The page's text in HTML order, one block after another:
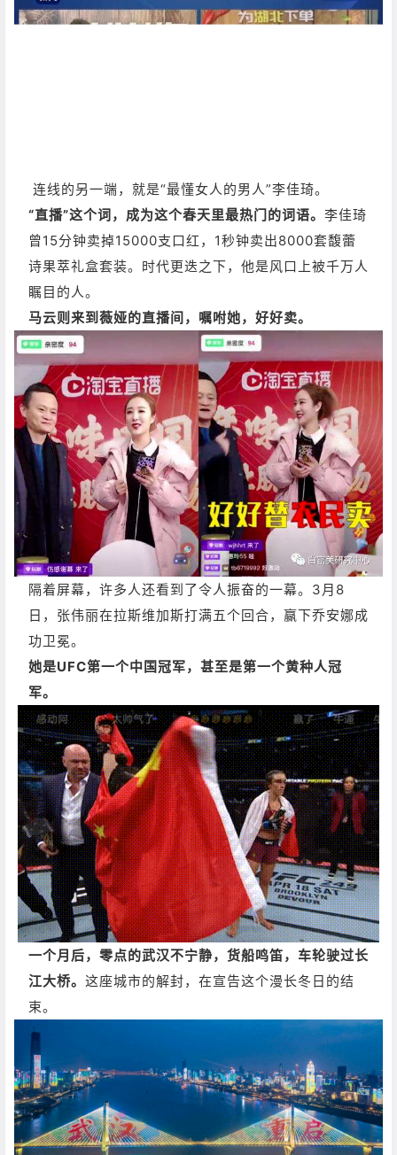
连线的另一端，就是“最懂女人的男人”李佳琦。
“直播”这个词，成为这个春天里最热门的词语。 李佳琦
曾15分钟卖掉15000支口红，1秒钟卖出8000套馥蕾
诗果萃礼盒套装。 时代更迭之下，他是风口上被千万人
瞩目的人。
马云则来到薇娅的直播间，嘱咐她，好好卖。
隔着屏幕，许多人还看到了令人振奋的一幕。 3月8
日，张伟丽在拉斯维加斯打满五个回合，赢下乔安娜成
功卫冕。
她是UFC第一个中国冠军，甚至是第一个黄种人冠
军。
一个月后，零点的武汉不宁静，货船鸣笛，车轮驶过长
江大桥。 这座城市的解封，在宣告这个漫长冬日的结
束。